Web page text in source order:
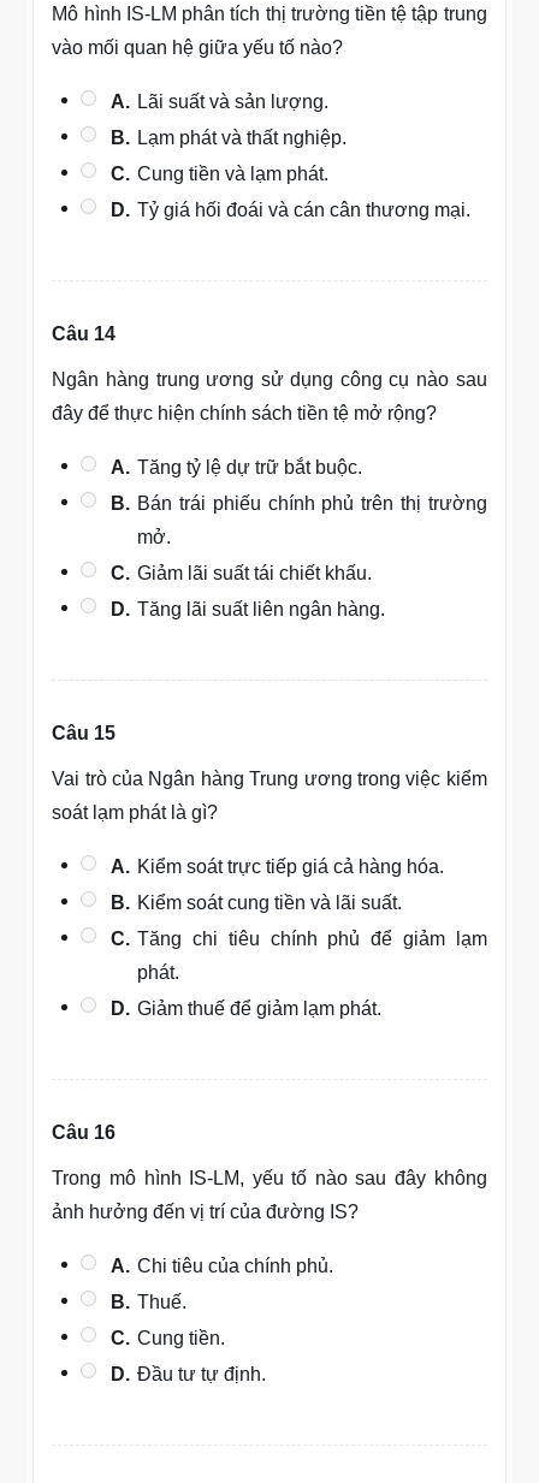
Mô hình IS-LM phân tích thị trường tiền tệ tập trung
vào mối quan hệ giữa yếu tố nào?
A. Lãi suất và sản lượng.
B. Lạm phát và thất nghiệp.
C. Cung tiền và lạm phát.
D. Tỷ giá hối đoái và cán cân thương mại.
Câu 14
Ngân hàng trung ương sử dụng công cụ nào sau
đây để thực hiện chính sách tiền tệ mở rộng?
A. Tăng tỷ lệ dự trữ bắt buộc.
B. Bán trái phiếu chính phủ trên thị trường
mở.
C. Giảm lãi suất tái chiết khấu.
D. Tăng lãi suất liên ngân hàng.
Câu 15
Vai trò của Ngân hàng Trung ương trong việc kiểm
soát lạm phát là gì?
A. Kiểm soát trực tiếp giá cả hàng hóa.
B. Kiểm soát cung tiền và lãi suất.
C. Tăng chi tiêu chính phủ để giảm lạm
phát.
D. Giảm thuế để giảm lạm phát.
Câu 16
Trong mô hình IS-LM, yếu tố nào sau đây không
ảnh hưởng đến vị trí của đường IS?
A. Chi tiêu của chính phủ.
B. Thuế.
C. Cung tiền.
D. Đầu tư tự định.